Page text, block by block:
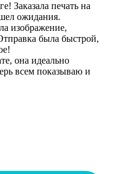
Заказала печать на
ожидания.
изображение,
была быстрой,
она идеально
всем показываю и